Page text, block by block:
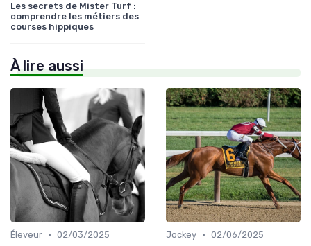
Les secrets de Mister Turf :
comprendre les métiers des
courses hippiques
À lire aussi
Éleveur • 02/03/2025
Jockey • 02/06/2025